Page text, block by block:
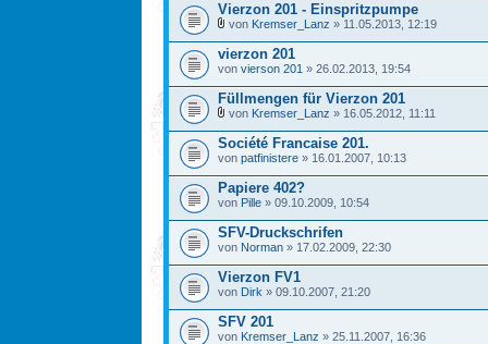
Vierzon 201 - Einspritzpumpe
von Kremser_Lanz » 11.05.2013, 12:19
vierzon 201
von vierson 201 » 26.02.2013, 19:54
Füllmengen für Vierzon 201
von Kremser_Lanz » 16.05.2012, 11:11
Société Francaise 201.
von patfinistere » 16.01.2007, 10:13
Papiere 402?
von Pille » 09.10.2009, 10:54
SFV-Druckschrifen
von Norman » 17.02.2009, 22:30
Vierzon FV1
von Dirk » 09.10.2007, 21:20
SFV 201
von Kremser_Lanz » 25.11.2007, 16:36